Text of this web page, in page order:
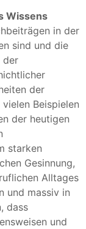
Wissens
in der
sind und die
der
der
Beispielen
der heutigen
starken
Gesinnung,
Alltages
und massiv in
dass
und